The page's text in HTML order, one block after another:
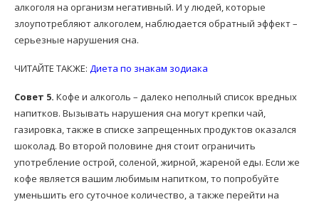
алкоголя на организм негативный. И у людей, которые
злоупотребляют алкоголем, наблюдается обратный эффект –
серьезные нарушения сна.
ЧИТАЙТЕ ТАКЖЕ: Диета по знакам зодиака
Совет 5. Кофе и алкоголь – далеко неполный список вредных
напитков. Вызывать нарушения сна могут крепки чай,
газировка, также в списке запрещенных продуктов оказался
шоколад. Во второй половине дня стоит ограничить
употребление острой, соленой, жирной, жареной еды. Если же
кофе является вашим любимым напитком, то попробуйте
уменьшить его суточное количество, а также перейти на